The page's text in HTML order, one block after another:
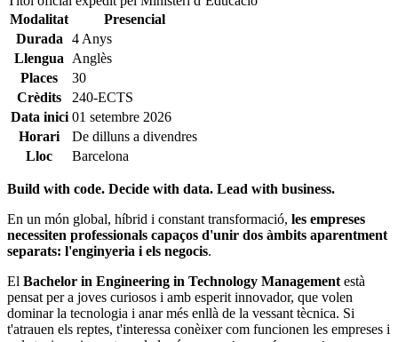
Modalitat
Presencial
Durada
4 Anys
Llengua
Anglès
Places
30
Crèdits
240-ECTS
Data inici 01 setembre 2026
Horari
De dilluns a divendres
Lloc
Barcelona
Build with code. Decide with data. Lead with business.
En un món global, híbrid i constant transformació, les empreses
necessiten professionals capaços d'unir dos àmbits aparentment
separats: l'enginyeria i els negocis.
El Bachelor in Engineering in Technology Management està
pensat per a joves curiosos i amb esperit innovador, que volen
dominar la tecnologia i anar més enllà de la vessant tècnica. Si
t'atrauen els reptes, t'interessa conèixer com funcionen les empreses i